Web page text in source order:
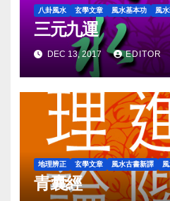
八卦風水 玄學文章 風水基本功 風
三元九運
DEC 13, 2017 EDITOR
地理辨正 玄學文章 風水古書新譯
青囊經